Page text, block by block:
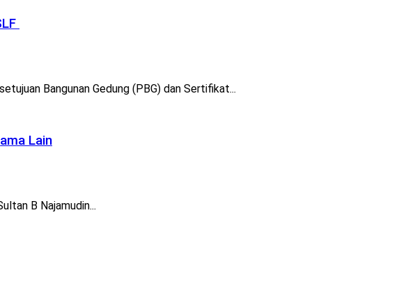
Bangunan Gedung (PBG) dan Sertifikat...
Lain
B Najamudin...